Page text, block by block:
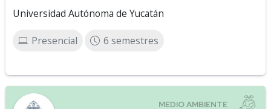
Universidad Autónoma de Yucatán
Presencial 6 semestres